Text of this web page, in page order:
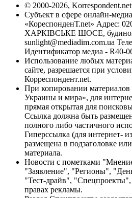
© 2000-2026, Korrespondent.net
Субъект в сфере онлайн-
«КореспонденТ.net» Адрес:
ХАРКІВСЬКЕ ШОСЕ, будинок
sunlight@mediadim.com.ua
Идентификатор медиа - R40-
Использование любых
сайте, разрешается при
Корреспондент.net.
При копировании
Украины и мира», для
прямая открытая для
Ссылка должна быть
полного либо частичного
Гиперссылка (для интернет-
размещена в подзаголовке
материала.
Новости с пометками
"Заявление", "Регионы",
"Тест-драйв",
правах рекламы.